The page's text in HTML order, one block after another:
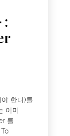
:
한다)를
이미
를